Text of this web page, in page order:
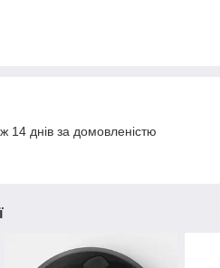
14 днів за домовленістю